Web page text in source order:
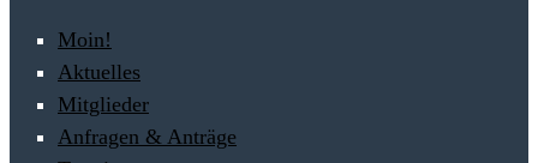
Moin!
Aktuelles
Mitglieder
Anfragen & Anträge